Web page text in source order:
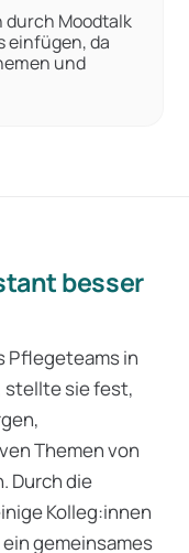
durch Moodtalk
einfügen, da
und
besser
Pflegeteams in
stellte sie fest,
Themen von
Durch die
Kolleg:innen
gemeinsames